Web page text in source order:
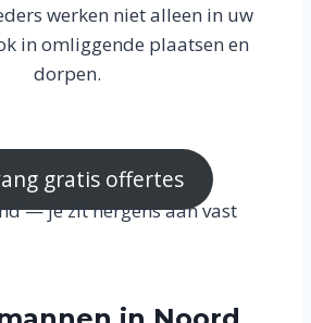
werken niet alleen in uw
in omliggende plaatsen en
dorpen.
gratis offertes
— je zit nergens aan vast